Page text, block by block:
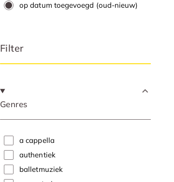
op datum toegevoegd (oud-nieuw)
Filter
Genres
a cappella
authentiek
balletmuziek